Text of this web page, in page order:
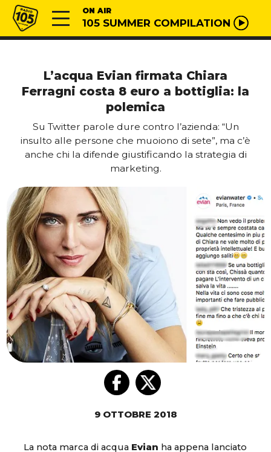
Vai al contenuto
Radio 105 ON AIR
105 SUMMER COMPILATION
L’acqua Evian firmata Chiara
Ferragni costa 8 euro a bottiglia: la
polemica
Su Twitter parole dure contro l’azienda: “Un
insulto alle persone che muoiono di sete”, ma c’è
anche chi la difende giustificando la strategia di
marketing.
9 OTTOBRE 2018
La nota marca di acqua Evian ha appena lanciato